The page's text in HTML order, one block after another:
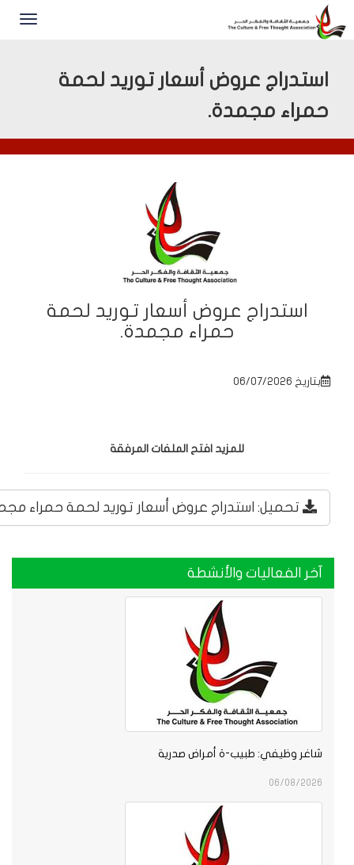
عروض أسعار توريد لحمة
مجمدة.
استدراج عروض أسعار توريد لحمة
حمراء مجمدة.
بتاريخ 06/07/2026
للمزيد افتح الملفات المرفقة
تحميل: استدراج عروض أسعار توريد لحمة حمراء مجمدة.
الفعاليات والأنشطة
وظيفي: طبيب-ة أمراض صدرية
06/08/